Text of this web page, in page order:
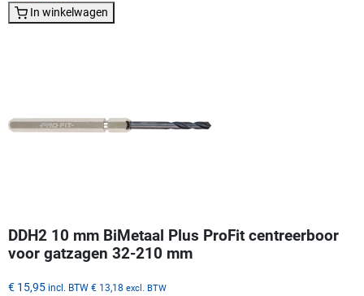
In winkelwagen
DDH2 10 mm BiMetaal Plus ProFit centreerboor
voor gatzagen 32-210 mm
€ 15,95 incl. BTW € 13,18 excl. BTW